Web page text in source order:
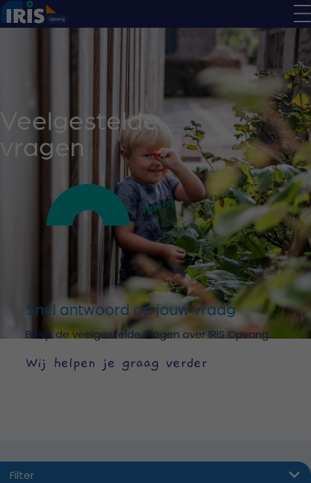
Veelgestelde
vragen
Snel antwoord op jouw vraag
Bekijk de veelgestelde vragen over IRIS Opvang.
Wij helpen je graag verder
Filter